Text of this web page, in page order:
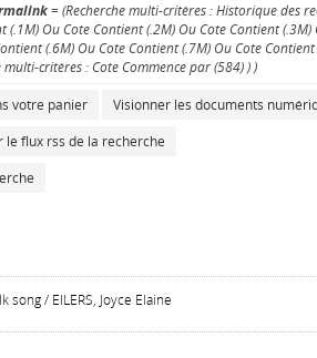
= (Recherche multi-critères : Historique des
(.1M) Ou Cote Contient (.2M) Ou Cote Contient
(.6M) Ou Cote Contient (.7M) Ou Cote Contient
critères : Cote Commence par (584) ) )
votre panier
Visionner les documents
le flux rss de la recherche
song / EILERS, Joyce Elaine